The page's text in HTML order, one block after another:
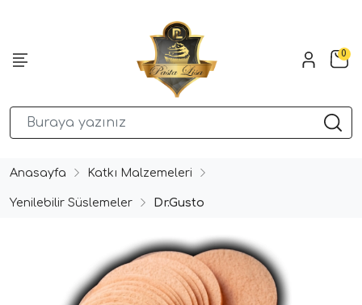
0
Anasayfa Katkı Malzemeleri
Yenilebilir Süslemeler Dr.Gusto